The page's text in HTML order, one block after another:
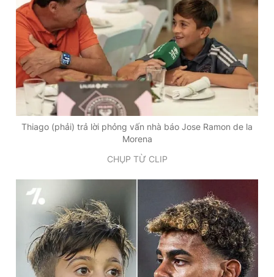
Hotline
0906 645 777
Liên hệ quảng cáo
0908 780 404
Đặt báo Quảng cáo RSS Tòa soạn Chính sách bảo
Tổng biên tập: Nguyễn Ngọc Toàn
Phó tổng biên tập thường trực: Hải Thành
Phó tổng biên tập: Lâm Hiếu Dũng
Phó tổng biên tập: Trần Việt Hưng
Tổng thư ký tòa soạn: Đức Trung
Giấy phép xuất bản số 110/GP - BTTTT cấp ngày 24.3.2020
chép dưới mọi hình thức nếu không có sự chấp thuận bằng văn
bản. Phát triển bởi ePi Technologies, JSC.
Thiago (phải) trả lời phỏng vấn nhà báo Jose Ramon de la
Morena
CHỤP TỪ CLIP